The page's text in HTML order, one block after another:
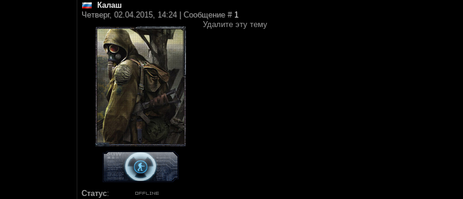
Калаш
Четверг, 02.04.2015, 14:24 | Сообщение # 1
Статус:
Удалите эту тему